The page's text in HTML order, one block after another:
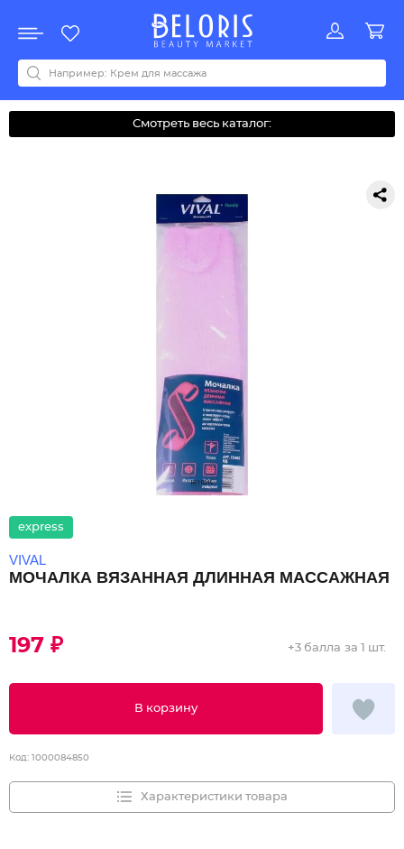
Акции
Все бренды
0-9ABCDEFGHIJKLMNOPQRSTUVWYZАБВДЗИМОКЛНПРСТУФ
Смотреть весь каталог:
express
VIVAL
МОЧАЛКА ВЯЗАННАЯ ДЛИННАЯ МАССАЖНАЯ
197 ₽
В корзину
+3 балла за 1 шт.
Код: 1000084850
Характеристики товара